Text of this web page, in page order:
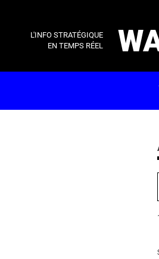
L'INFO STRATÉGIQUE
EN TEMPS RÉEL